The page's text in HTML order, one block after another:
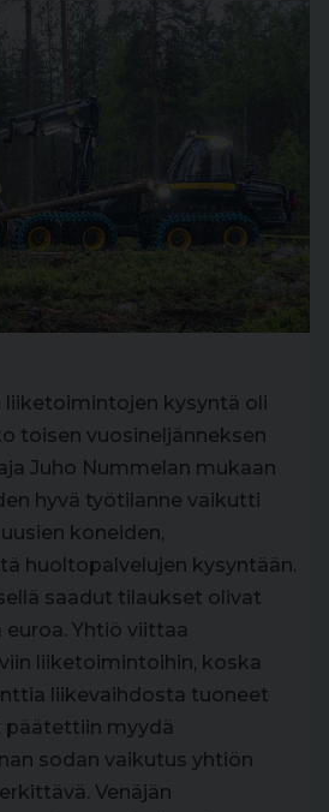
liiketoimintojen kysyntä oli
toisen vuosineljänneksen
Juho Nummelan mukaan
hyvä työtilanne vaikutti
koneiden,
huoltopalvelujen kysyntään.
saadut tilaukset olivat
euroa. Yhtiö viittaa
liiketoimintoihin, koska
liikevaihdosta tuoneet
päätettiin myydä
sodan vaikutus yhtiön
Venäjän